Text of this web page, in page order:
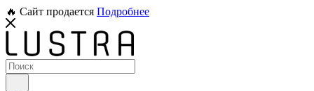
🔥 Сайт продается Подробнее